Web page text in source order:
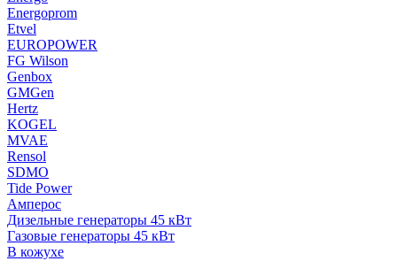
Energoprom
Etvel
EUROPOWER
FG Wilson
Genbox
GMGen
Hertz
KOGEL
MVAE
Rensol
SDMO
Tide Power
Амперос
Дизельные генераторы 45 кВт
Газовые генераторы 45 кВт
В кожухе